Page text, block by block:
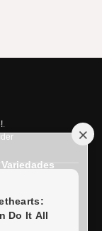
.
e condições